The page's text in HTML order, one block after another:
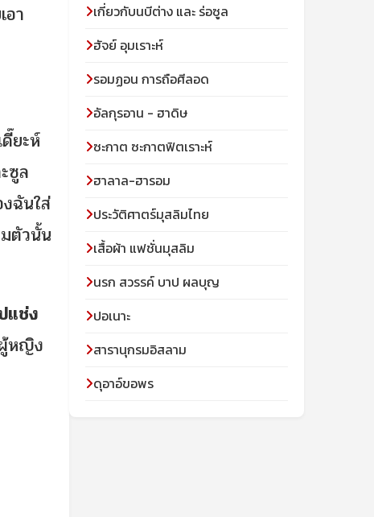
า
ยะห์
ซูล
ฉันใส่
ตัวนั้น
แช่ง
หญิง
เกี่ยวกับนบีต่าง และ ร่อซูล
ฮัจย์ อุมเราะห์
รอมฏอน การถือศีลอด
อัลกุรอาน - ฮาดิษ
ซะกาต ซะกาตฟิตเราะห์
ฮาลาล-ฮารอม
ประวัติศาตร์มุสลิมไทย
เสื้อผ้า แฟชั่นมุสลิม
นรก สวรรค์ บาป ผลบุญ
ปอเนาะ
สารานุกรมอิสลาม
ดุอาอ์ขอพร